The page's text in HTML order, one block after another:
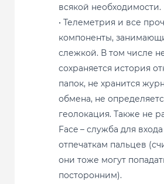
всякой необходимости.
• Телеметрия и все
компоненты,
слежкой. В том числе
сохраняется история
папок, не хранится
обмена, не
геолокация. Также не
Face – служба для
отпечаткам пальцев
они тоже могут
посторонним).